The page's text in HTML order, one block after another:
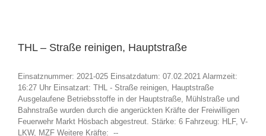
THL – Straße reinigen, Hauptstraße
Einsatznummer: 2021-025 Einsatzdatum: 07.02.2021 Alarmzeit:
16:27 Uhr Einsatzart: THL - Straße reinigen, Hauptstraße
Ausgelaufene Betriebsstoffe in der Hauptstraße, Mühlstraße und
Bahnstraße wurden durch die angerückten Kräfte der Freiwilligen
Feuerwehr Markt Hösbach abgestreut. Stärke: 6 Fahrzeug: HLF, V-
LKW, MZF Weitere Kräfte: --